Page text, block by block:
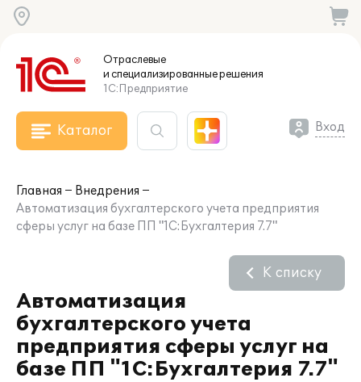
Отраслевые
и специализированныерешения
1С:Предприятие
Каталог Вход
Главная
Внедрения
Автоматизация бухгалтерского учета предприятия
сферы услуг на базе ПП "1С:Бухгалтерия 7.7"
Автоматизация
бухгалтерского учета
предприятия сферы услуг на
базе ПП "1С:Бухгалтерия 7.7"
К списку